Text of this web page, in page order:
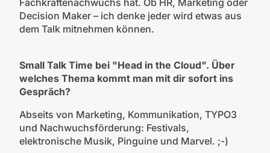
Fachkräftenachwuchs hat. Ob HR, Marketing oder
Decision Maker – ich denke jeder wird etwas aus
dem Talk mitnehmen können.
Small Talk Time bei "Head in the Cloud". Über
welches Thema kommt man mit dir sofort ins
Gespräch?
Abseits von Marketing, Kommunikation, TYPO3
und Nachwuchsförderung: Festivals,
elektronische Musik, Pinguine und Marvel. ;-)